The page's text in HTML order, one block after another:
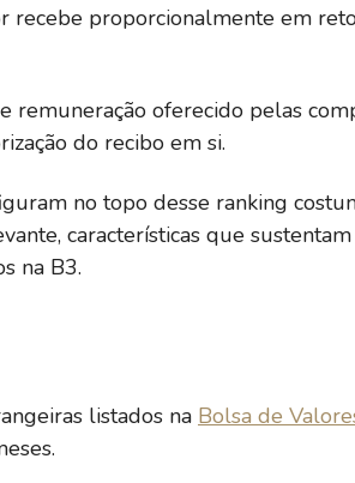
recebe proporcionalmente em
oferecido pelas
do recibo em si.
no topo desse ranking
características que
na B3.
listados na Bolsa de